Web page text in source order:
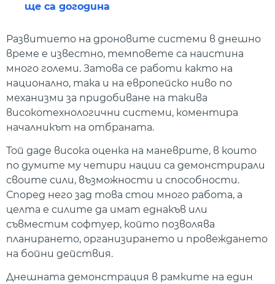
ще са догодина
Развитието на дроновите системи в днешно
време е известно, темповете са наистина
много големи. Затова се работи както на
национално, така и на европейско ниво по
механизми за придобиване на такива
високотехнологични системи, коментира
началникът на отбраната.
Той даде висока оценка на маневрите, в които
по думите му четири нации са демонстрирали
своите сили, възможности и способности.
Според него зад това стои много работа, а
целта е силите да имат еднакъв или
съвместим софтуер, който позволява
планирането, организирането и провеждането
на бойни действия.
Днешната демонстрация в рамките на един